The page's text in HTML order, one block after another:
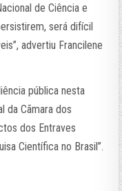
de Ciência e
será difícil
advertiu Francilene
pública nesta
da Cãmara dos
dos Entraves
Científica no Brasil”.